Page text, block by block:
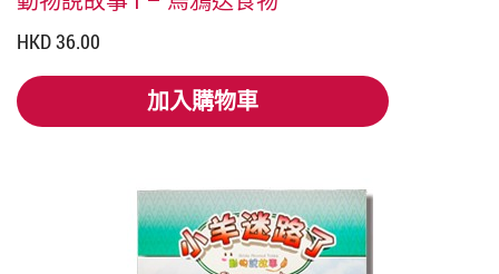
HKD 36.00
加入購物車
加入購物車